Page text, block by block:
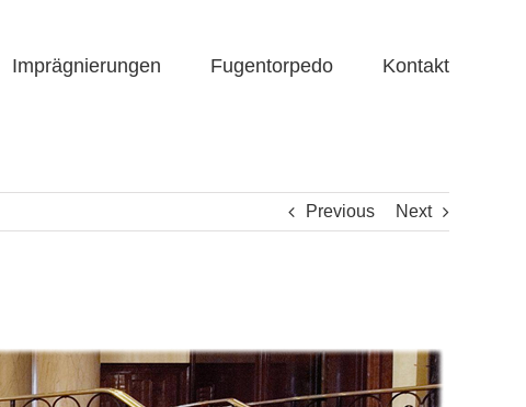
Imprägnierungen Fugentorpedo Kontakt
Previous Next